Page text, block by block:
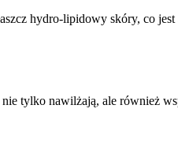
hydro-lipidowy skóry, co
tylko nawilżają, ale również